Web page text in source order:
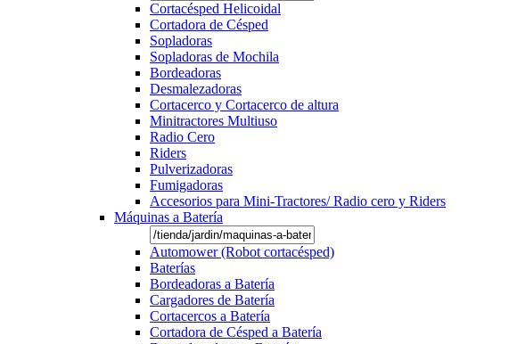
Cortacésped Helicoidal
Cortadora de Césped
Sopladoras
Sopladoras de Mochila
Bordeadoras
Desmalezadoras
Cortacerco y Cortacerco de altura
Minitractores Multiuso
Radio Cero
Riders
Pulverizadoras
Fumigadoras
Accesorios para Mini-Tractores/ Radio cero y Riders
Máquinas a Batería
Automower (Robot cortacésped)
Baterías
Bordeadoras a Batería
Cargadores de Batería
Cortacercos a Batería
Cortadora de Césped a Batería